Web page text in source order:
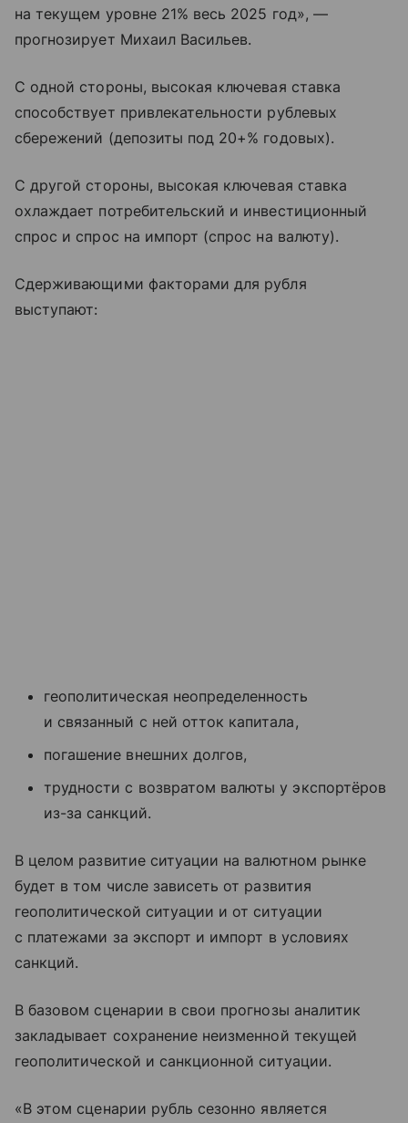
на текущем уровне 21% весь 2025 год», —
прогнозирует Михаил Васильев.
С одной стороны, высокая ключевая ставка
способствует привлекательности рублевых
сбережений (депозиты под 20+% годовых).
С другой стороны, высокая ключевая ставка
охлаждает потребительский и инвестиционный
спрос и спрос на импорт (спрос на валюту).
Сдерживающими факторами для рубля
выступают:
геополитическая неопределенность
и связанный с ней отток капитала,
погашение внешних долгов,
трудности с возвратом валюты у экспортёров
из-за санкций.
В целом развитие ситуации на валютном рынке
будет в том числе зависеть от развития
геополитической ситуации и от ситуации
с платежами за экспорт и импорт в условиях
санкций.
В базовом сценарии в свои прогнозы аналитик
закладывает сохранение неизменной текущей
геополитической и санкционной ситуации.
«В этом сценарии рубль сезонно является